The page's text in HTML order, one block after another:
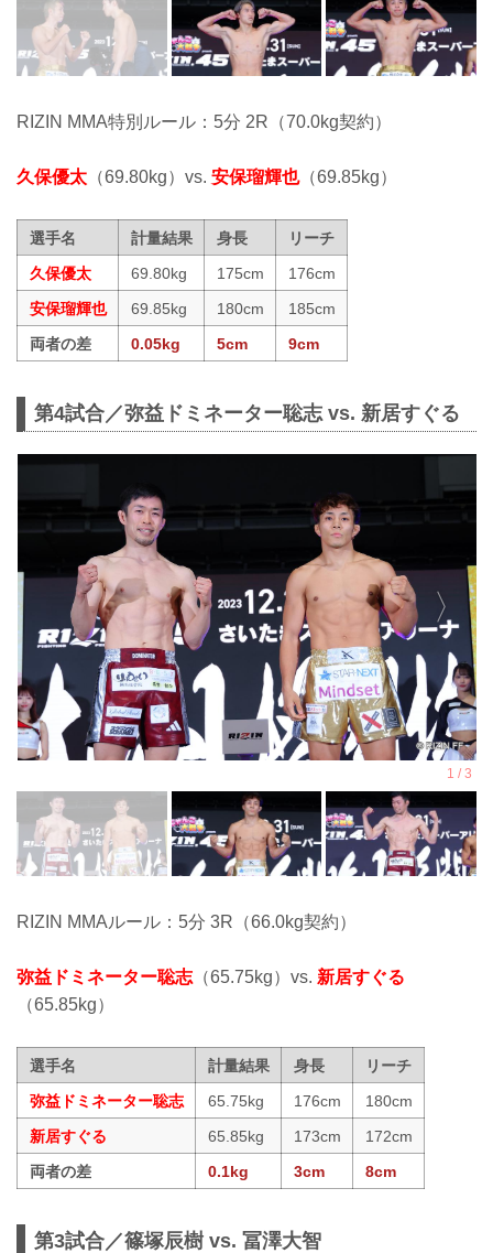
RIZIN MMA特別ルール：5分 2R（70.0kg契約）
久保優太 （69.80kg）vs. 安保瑠輝也（69.85kg）
選手名 計量結果 身長
リーチ
久保優太
69.80kg 175cm
176cm
安保瑠輝也
69.85kg 180cm
185cm
両者の差
0.05kg 5cm 9cm
第4試合／弥益ドミネーター聡志 vs. 新居すぐる
RIZIN MMAルール：5分 3R（66.0kg契約）
弥益ドミネーター聡志（65.75kg）vs. 新居すぐる
（65.85kg）
選手名 計量結果 身長
リーチ
弥益ドミネーター聡志
65.75kg 176cm
180cm
新居すぐる
65.85kg 173cm
172cm
両者の差
0.1kg 3cm 8cm
第3試合／篠塚辰樹 vs. 冨澤大智